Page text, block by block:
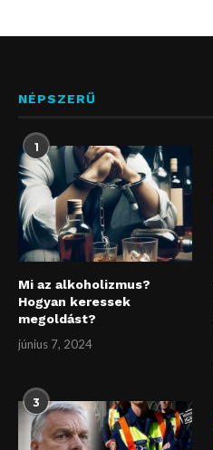
NÉPSZERŰ
1
Mi az alkoholizmus?
Hogyan keressek
megoldást?
június 7, 2024
3